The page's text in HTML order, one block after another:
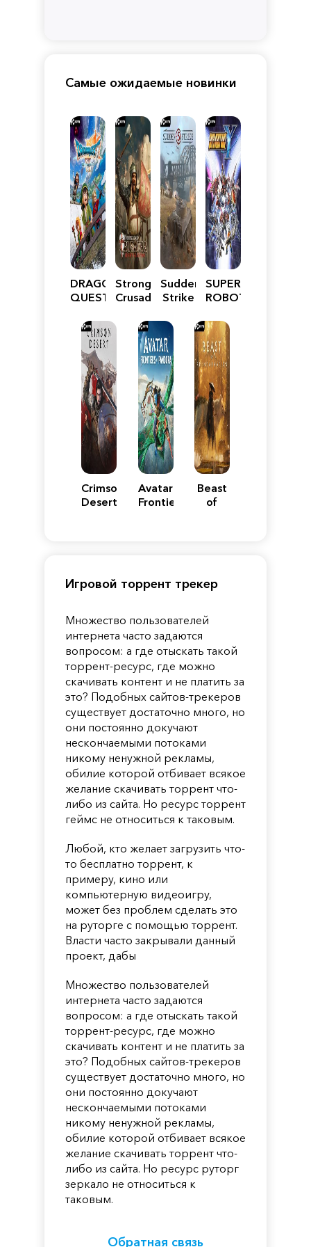
Самые ожидаемые новинки
DRAGON
QUEST
Reimagined
Stronghold
Crusader:
Edition
Sudden
Strike
SUPER
ROBOT
Y
Crimson
Desert
Avatar:
Frontiers
Beast
of
Игровой торрент трекер
Множество пользователей
интернета часто задаются
вопросом: а где отыскать такой
торрент-ресурс, где можно
скачивать контент и не платить за
это? Подобных сайтов-трекеров
существует достаточно много, но
они постоянно докучают
нескончаемыми потоками
никому ненужной рекламы,
обилие которой отбивает всякое
желание скачивать торрент что-
либо из сайта. Но ресурс торрент
геймс не относиться к таковым.
Любой, кто желает загрузить что-
то бесплатно торрент, к
примеру, кино или
компьютерную видеоигру,
может без проблем сделать это
на руторге с помощью торрент.
Власти часто закрывали данный
проект, дабы
Множество пользователей
интернета часто задаются
вопросом: а где отыскать такой
торрент-ресурс, где можно
скачивать контент и не платить за
это? Подобных сайтов-трекеров
существует достаточно много, но
они постоянно докучают
нескончаемыми потоками
никому ненужной рекламы,
обилие которой отбивает всякое
желание скачивать торрент что-
либо из сайта. Но ресурс руторг
зеркало не относиться к
таковым.
Обратная связь